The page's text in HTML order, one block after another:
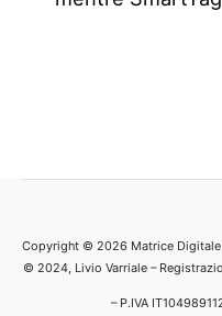
Copyright © 2026 Matrice
© 2024, Livio Varriale –
– P.IVA